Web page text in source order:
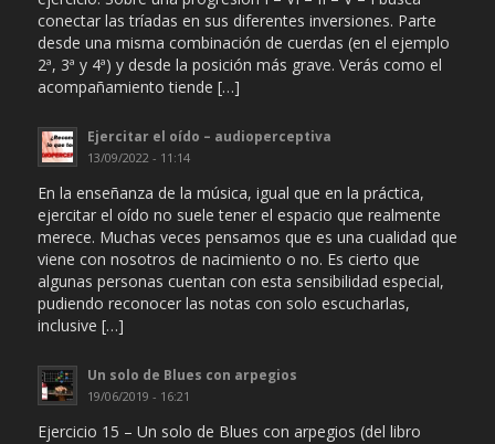
conectar las tríadas en sus diferentes inversiones. Parte
desde una misma combinación de cuerdas (en el ejemplo
2ª, 3ª y 4ª) y desde la posición más grave. Verás como el
acompañamiento tiende […]
Ejercitar el oído – audioperceptiva
13/09/2022 - 11:14
En la enseñanza de la música, igual que en la práctica,
ejercitar el oído no suele tener el espacio que realmente
merece. Muchas veces pensamos que es una cualidad que
viene con nosotros de nacimiento o no. Es cierto que
algunas personas cuentan con esta sensibilidad especial,
pudiendo reconocer las notas con solo escucharlas,
inclusive […]
Un solo de Blues con arpegios
19/06/2019 - 16:21
Ejercicio 15 – Un solo de Blues con arpegios (del libro